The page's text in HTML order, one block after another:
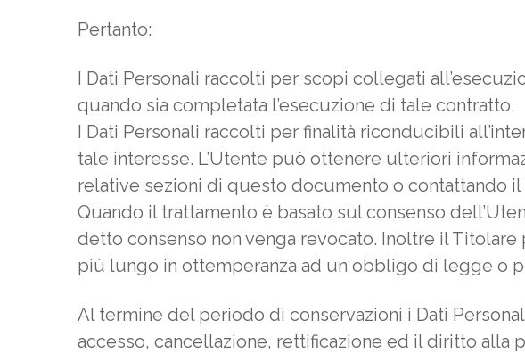
Pertanto:
I Dati Personali raccolti per scopi collegati
quando sia completata l’esecuzione di tale contratto.
I Dati Personali raccolti per finalità riconducibili
tale interesse. L’Utente può ottenere ulteriori
relative sezioni di questo documento o contattando il
Quando il trattamento è basato sul consenso
detto consenso non venga revocato. Inoltre il
più lungo in ottemperanza ad un obbligo di legge o
Al termine del periodo di conservazioni i Dati
accesso, cancellazione, rettificazione ed il diritto alla